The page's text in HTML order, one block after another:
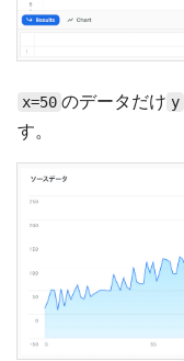
x=50 のデータだけ y
す。